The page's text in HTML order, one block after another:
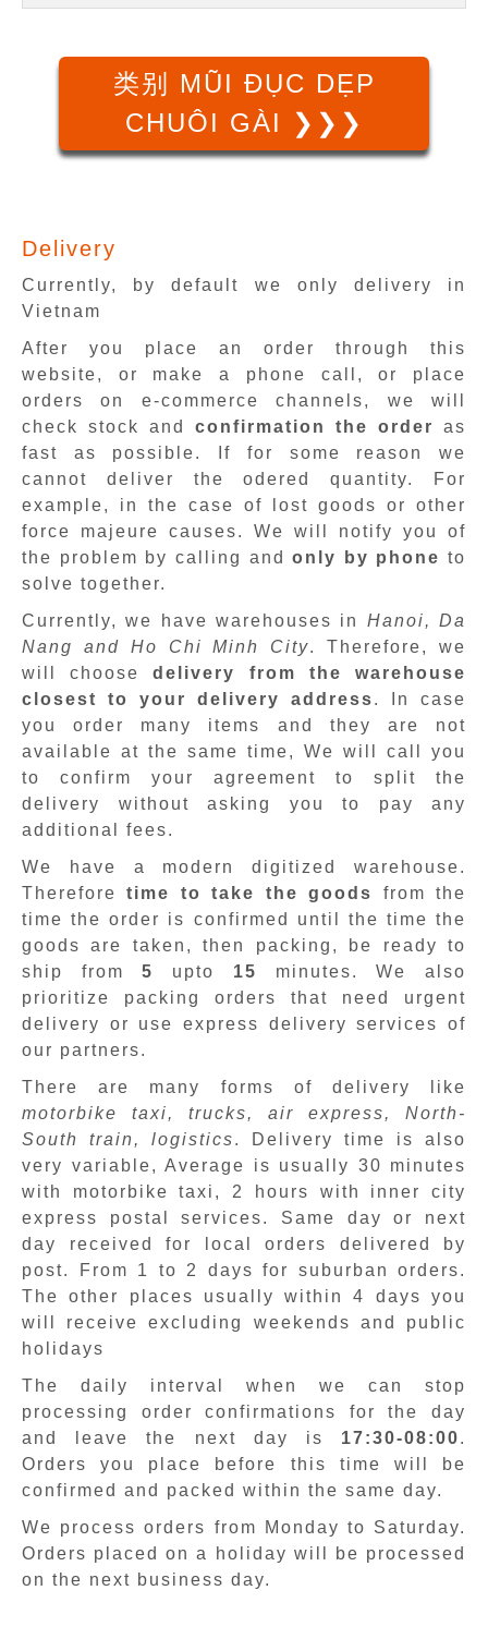
类别 MŨI ĐỤC DẸP
CHUÔI GÀI ❯❯❯
Delivery
Currently, by default we only delivery in
Vietnam
After you place an order through this
website, or make a phone call, or place
orders on e-commerce channels, we will
check stock and confirmation the order
as
fast as possible. If for some reason we
cannot deliver the odered quantity. For
example, in the case of lost goods or other
force majeure causes. We will notify you of
the problem by calling andonly by phone to
solve together.
Currently, we have warehouses in Hanoi, Da
Nang and Ho Chi Minh City. Therefore, we
will choosedelivery from the warehouse
closest to your delivery address. In case
you order many items and they are not
available at the same time, We will call you
to confirm your agreement to split the
delivery without asking you to pay any
additional fees.
We have a modern digitized warehouse.
Thereforetime to take the goods
from the
time the order is confirmed until the time the
goods are taken, then packing, be ready to
ship from5 upto 15 minutes.We also
prioritize packing orders that need urgent
delivery or use express delivery services of
our partners.
There are many forms of delivery like
motorbike taxi, trucks, air express, North-
South train, logistics. Delivery time is also
very variable, Average is usually 30 minutes
with motorbike taxi, 2 hours with inner city
express postal services. Same day or next
day received for local orders delivered by
post. From 1 to 2 days for suburban orders.
The other places usually within 4 days you
will receive excluding weekends and public
holidays
The daily interval when we can stop
processing order confirmations for the day
and leave the next day is 17:30-08:00.
Orders you place before this time will be
confirmed and packed within the same day.
We process orders from Monday to Saturday.
Orders placed on a holiday will be processed
on the next business day.